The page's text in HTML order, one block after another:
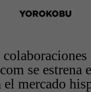
se estrena
el mercado